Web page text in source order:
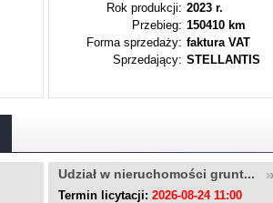
Rok produkcji: 2023 r.
Przebieg: 150410 km
Forma sprzedaży: faktura VAT
Sprzedający: STELLANTIS
Udział w nieruchomości grunt...
Termin licytacji: 2026-08-24 11:00